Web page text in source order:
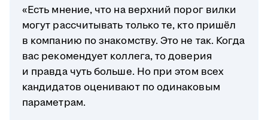
«Есть мнение, что на верхний порог вилки
могут рассчитывать только те, кто пришёл
в компанию по знакомству. Это не так. Когда
вас рекомендует коллега, то доверия
и правда чуть больше. Но при этом всех
кандидатов оценивают по одинаковым
параметрам.